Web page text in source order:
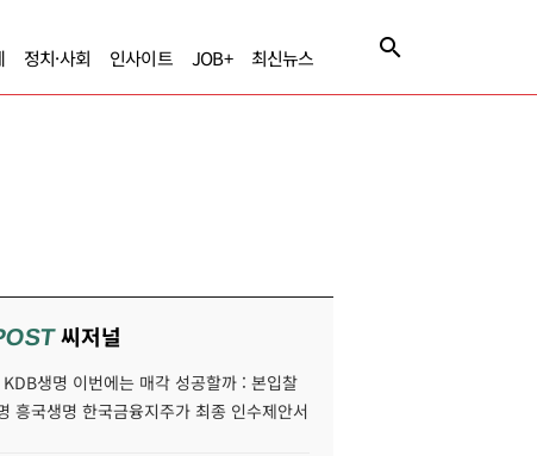
정치·사회 인사이트 JOB+ 최신뉴스
씨저널
생명 이번에는 매각 성공할까 : 본입찰
흥국생명 한국금융지주가 최종 인수제안서